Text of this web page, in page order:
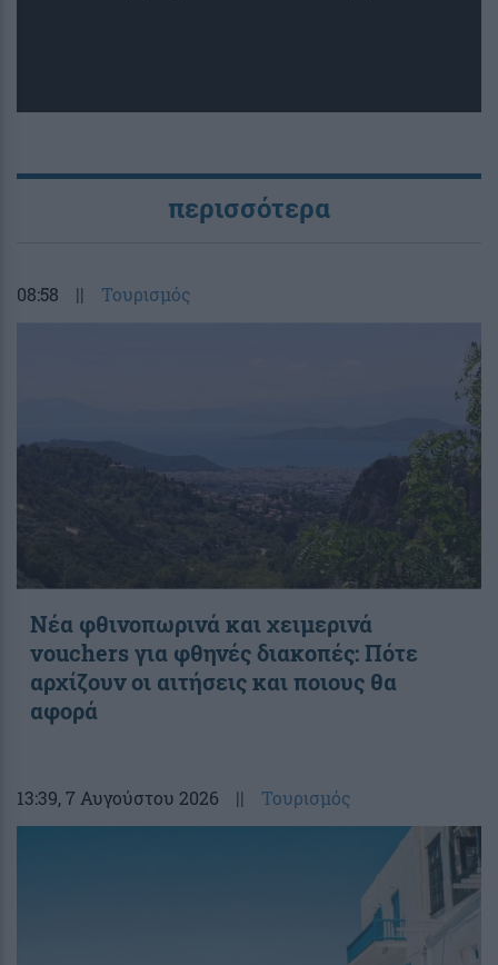
περισσότερα
08:58 || Τουρισμός
Νέα φθινοπωρινά και χειμερινά
vouchers για φθηνές διακοπές: Πότε
αρχίζουν οι αιτήσεις και ποιους θα
αφορά
13:39, 7 Αυγούστου 2026 || Τουρισμός